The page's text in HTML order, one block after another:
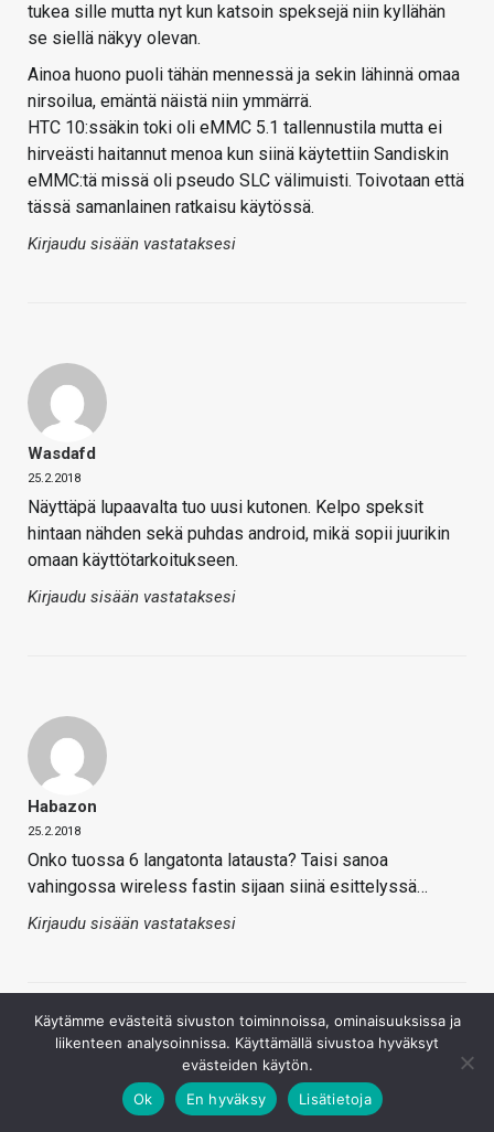
tukea sille mutta nyt kun katsoin speksejä niin kyllähän
se siellä näkyy olevan.
Ainoa huono puoli tähän mennessä ja sekin lähinnä omaa
nirsoilua, emäntä näistä niin ymmärrä.
HTC 10:ssäkin toki oli eMMC 5.1 tallennustila mutta ei
hirveästi haitannut menoa kun siinä käytettiin Sandiskin
eMMC:tä missä oli pseudo SLC välimuisti. Toivotaan että
tässä samanlainen ratkaisu käytössä.
Kirjaudu sisään vastataksesi
Wasdafd
25.2.2018
Näyttäpä lupaavalta tuo uusi kutonen. Kelpo speksit
hintaan nähden sekä puhdas android, mikä sopii juurikin
omaan käyttötarkoitukseen.
Kirjaudu sisään vastataksesi
Habazon
25.2.2018
Onko tuossa 6 langatonta latausta? Taisi sanoa
vahingossa wireless fastin sijaan siinä esittelyssä…
Kirjaudu sisään vastataksesi
Käytämme evästeitä sivuston toiminnoissa, ominaisuuksissa ja
liikenteen analysoinnissa. Käyttämällä sivustoa hyväksyt
evästeiden käytön.
Ok
En hyväksy Lisätietoja